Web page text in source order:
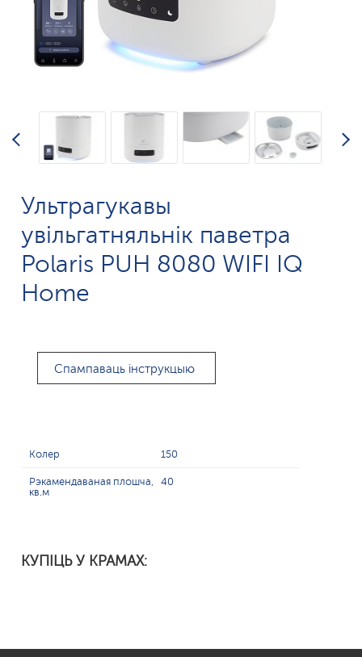
Ультрагукавы
увільгатняльнік паветра
Polaris PUH 8080 WIFI IQ
Home
Спампаваць інструкцыю
Колер 150
Рэкамендаваная плошча,
кв.м
40
КУПІЦЬ У КРАМАХ: